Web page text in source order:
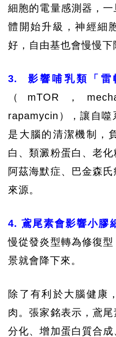
細胞的電量感測器，
體開始升級，神經細
好，自由基也會慢慢下
3. 影響哺乳類「雷
（mTOR，
rapamycin），讓自噬
是大腦的清潔機制，
白、類澱粉蛋白、老
阿茲海默症、巴金森
來源。
4. 鳶尾素會影響小膠
慢從發炎型轉為修復
景就會降下來。
除了有利於大腦健康
肉。張家銘表示，鳶
分化、增加蛋白質合